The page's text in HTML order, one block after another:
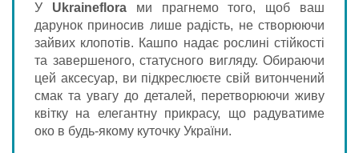
У Ukrainefloraми прагнемо того, щоб ваш
дарунок приносив лише радість, не створюючи
зайвих клопотів. Кашпо надає рослині стійкості
та завершеного, статусного вигляду. Обираючи
цей аксесуар, ви підкреслюєте свій витончений
смак та увагу до деталей, перетворюючи живу
квітку на елегантну прикрасу, що радуватиме
око в будь-якому куточку України.